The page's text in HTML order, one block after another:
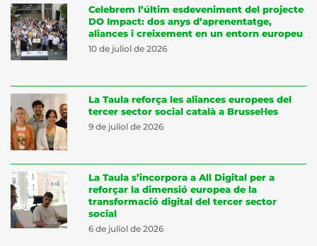
Celebrem l’últim esdeveniment del projecte
DO Impact: dos anys d’aprenentatge,
aliances i creixement en un entorn europeu
10 de juliol de 2026
La Taula reforça les aliances europees del
tercer sector social català a Brussel·les
9 de juliol de 2026
La Taula s’incorpora a All Digital per a
reforçar la dimensió europea de la
transformació digital del tercer sector
social
6 de juliol de 2026